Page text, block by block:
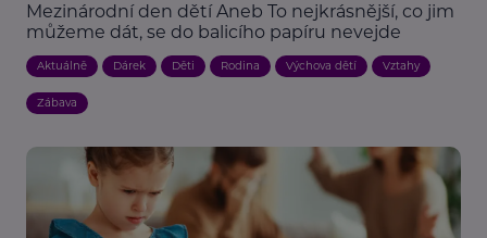
Mezinárodní den dětí Aneb To nejkrásnější, co jim
můžeme dát, se do balicího papíru nevejde
Aktuálně Dárek Děti Rodina Výchova dětí Vztahy
Zábava